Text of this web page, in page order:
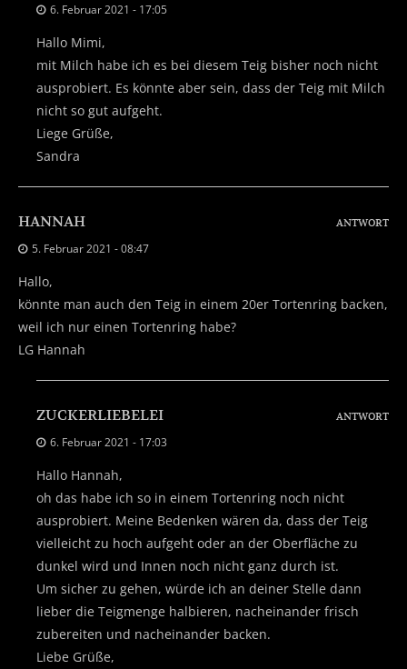
6. Februar 2021 - 17:05
Hallo Mimi,
mit Milch habe ich es bei diesem Teig bisher noch nicht
ausprobiert. Es könnte aber sein, dass der Teig mit Milch
nicht so gut aufgeht.
Liege Grüße,
Sandra
HANNAH
5. Februar 2021 - 08:47
Hallo,
könnte man auch den Teig in einem 20er Tortenring backen,
weil ich nur einen Tortenring habe?
LG Hannah
ANTWORT
ZUCKERLIEBELEI
6. Februar 2021 - 17:03
Hallo Hannah,
oh das habe ich so in einem Tortenring noch nicht
ausprobiert. Meine Bedenken wären da, dass der Teig
vielleicht zu hoch aufgeht oder an der Oberfläche zu
dunkel wird und Innen noch nicht ganz durch ist.
Um sicher zu gehen, würde ich an deiner Stelle dann
lieber die Teigmenge halbieren, nacheinander frisch
zubereiten und nacheinander backen.
Liebe Grüße,
ANTWORT